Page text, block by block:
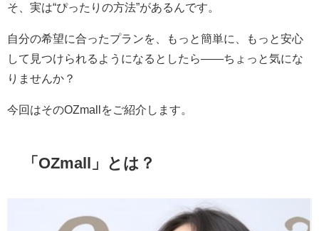
そ、実は“ぴったりの方法”があるんです。
自分の希望に合ったプランを、もっと簡単に、もっと安心
して見つけられるようになるとしたら――ちょっと気にな
りませんか？
今回はそのOZmallをご紹介します。
「OZmall」とは？